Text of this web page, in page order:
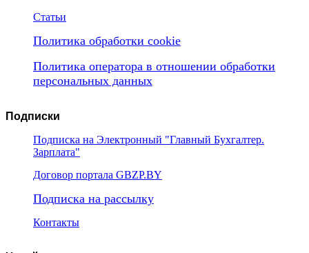
Статьи
Политика обработки cookie
Политика оператора в отношении обработки
персональных данных
Подписки
Подписка на Электронный "Главный Бухгалтер.
Зарплата"
Договор портала GBZP.BY
Подписка на рассылку
Контакты